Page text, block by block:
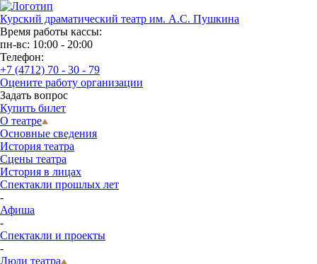
Курский драматический театр им. А.С. Пушкина
Время работы кассы:
пн-вс: 10:00 - 20:00
Телефон:
+7 (4712) 70 - 30 - 79
Оцените работу организации
Задать вопрос
Купить билет
О театре
Основные сведения
История театра
Сцены театра
История в лицах
Спектакли прошлых лет
-
Афиша
-
Спектакли и проекты
-
Люди театра